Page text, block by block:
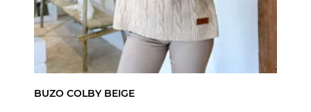
BUZO COLBY BEIGE